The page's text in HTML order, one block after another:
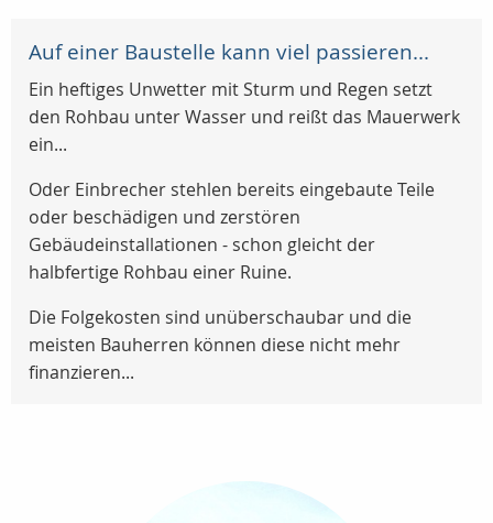
Auf einer Baustelle kann viel passieren...
Ein heftiges Unwetter mit Sturm und Regen setzt
den Rohbau unter Wasser und reißt das Mauerwerk
ein...
Oder Einbrecher stehlen bereits eingebaute Teile
oder beschädigen und zerstören
Gebäudeinstallationen - schon gleicht der
halbfertige Rohbau einer Ruine.
Die Folgekosten sind unüberschaubar und die
meisten Bauherren können diese nicht mehr
finanzieren...